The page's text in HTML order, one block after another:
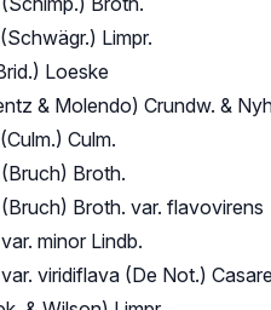
Limpr.
Loeske
& Molendo) Crundw. &
Culm.
Broth.
Broth. var. flavovirens
minor Lindb.
viridiflava (De Not.)